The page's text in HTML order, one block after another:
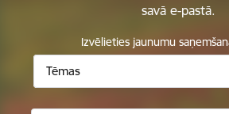
savā e-pastā.
Izvēlieties jaunumu
Tēmas